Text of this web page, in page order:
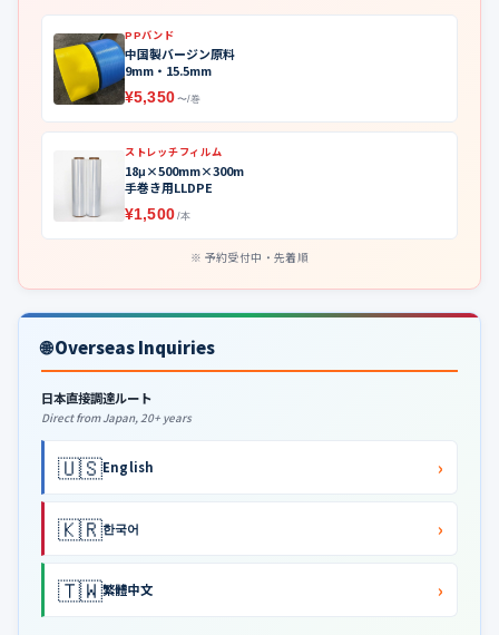
PPバンド
中国製バージン原料
9mm・15.5mm
¥5,350 〜/巻
ストレッチフィルム
18μ×500mm×300m
手巻き用LLDPE
¥1,500 /本
予約受付中・先着順
🌐 Overseas Inquiries
日本直接調達ルート
Direct from Japan, 20+ years
🇺🇸English ›
🇰🇷한국어 ›
🇹🇼繁體中文 ›